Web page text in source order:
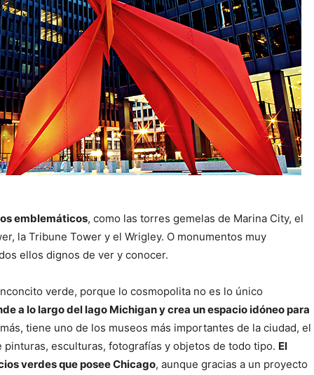
emblemáticos, como las torres gemelas de Marina City, el
la Tribune Tower y el Wrigley. O monumentos muy
ellos dignos de ver y conocer.
verde, porque lo cosmopolita no es lo único
a lo largo del lago Michigan y crea un espacio idóneo para
tiene uno de los museos más importantes de la ciudad, el
esculturas, fotografías y objetos de todo tipo. El
verdes que posee Chicago, aunque gracias a un proyecto